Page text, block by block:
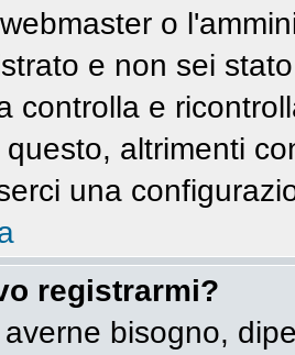
o
e non sei
controlla e
altrimenti
una
registrarmi?
bisogno,